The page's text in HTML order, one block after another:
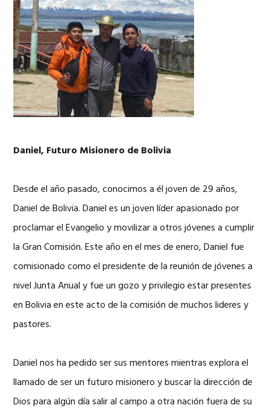
Daniel, Futuro Misionero de Bolivia
Desde el año pasado, conocimos a él joven de 29 años,
Daniel de Bolivia. Daniel es un joven líder apasionado por
proclamar el Evangelio y movilizar a otros jóvenes a cumplir
la Gran Comisión. Este año en el mes de enero, Daniel fue
comisionado como el presidente de la reunión de jóvenes a
nivel Junta Anual y fue un gozo y privilegio estar presentes
en Bolivia en este acto de la comisión de muchos lideres y
pastores.
Daniel nos ha pedido ser sus mentores mientras explora el
llamado de ser un futuro misionero y buscar la dirección de
Dios para algún día salir al campo a otra nación fuera de su